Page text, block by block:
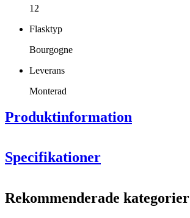
12
Flasktyp
Bourgogne
Leverans
Monterad
Produktinformation
Specifikationer
ProduktnummerEW2010
Rekommenderade kategorier